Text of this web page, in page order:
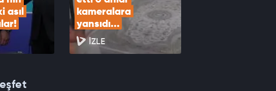
asıl
kameralara
yansıdı...
İZLE